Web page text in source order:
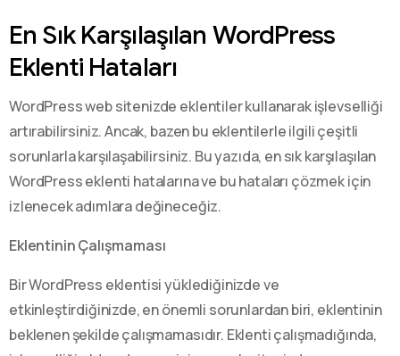
En Sık Karşılaşılan WordPress
Eklenti Hataları
WordPress web sitenizde eklentiler kullanarak işlevselliği
artırabilirsiniz. Ancak, bazen bu eklentilerle ilgili çeşitli
sorunlarla karşılaşabilirsiniz. Bu yazıda, en sık karşılaşılan
WordPress eklenti hatalarına ve bu hataları çözmek için
izlenecek adımlara değineceğiz.
Eklentinin Çalışmaması
Bir WordPress eklentisi yüklediğinizde ve
etkinleştirdiğinizde, en önemli sorunlardan biri, eklentinin
beklenen şekilde çalışmamasıdır. Eklenti çalışmadığında,